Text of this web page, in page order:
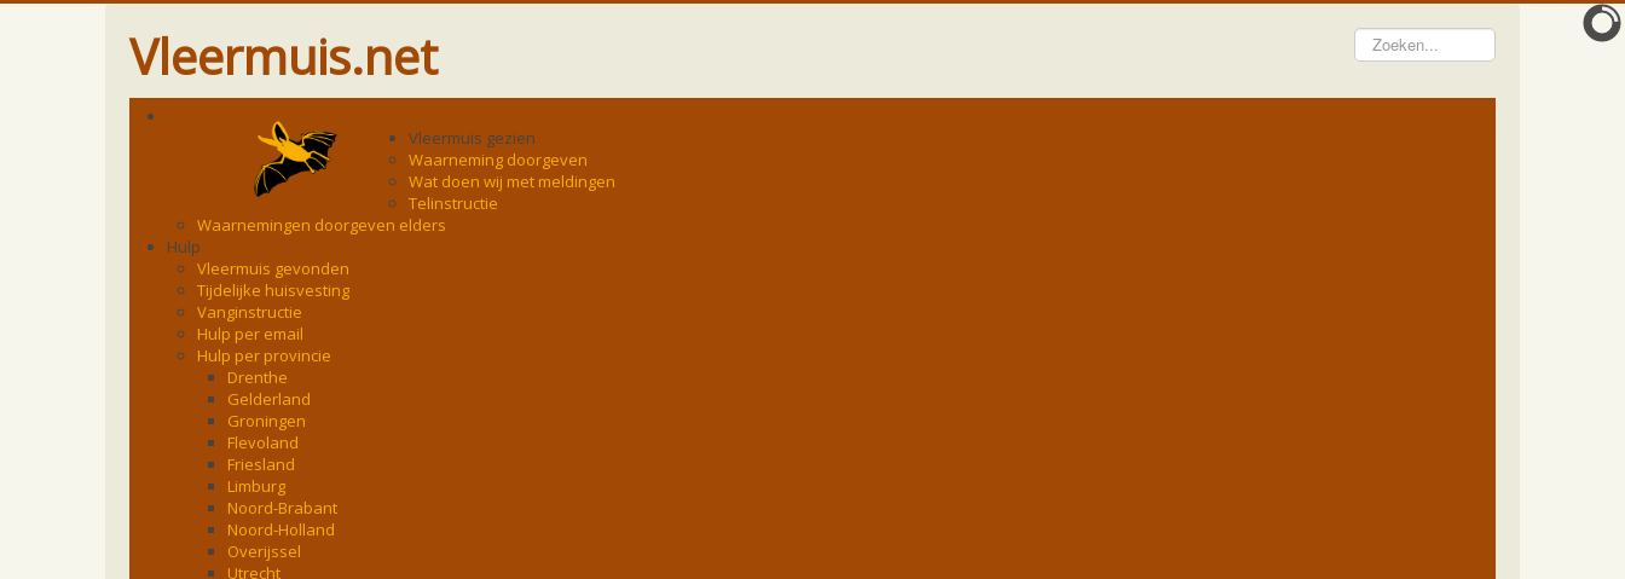
Vleermuis.net
Vleermuis gezien
Waarneming doorgeven
Wat doen wij met meldingen
Telinstructie
Waarnemingen doorgeven elders
Hulp
Vleermuis gevonden
Tijdelijke huisvesting
Vanginstructie
Hulp per email
Hulp per provincie
Drenthe
Gelderland
Groningen
Flevoland
Friesland
Limburg
Noord-Brabant
Noord-Holland
Overijssel
Utrecht